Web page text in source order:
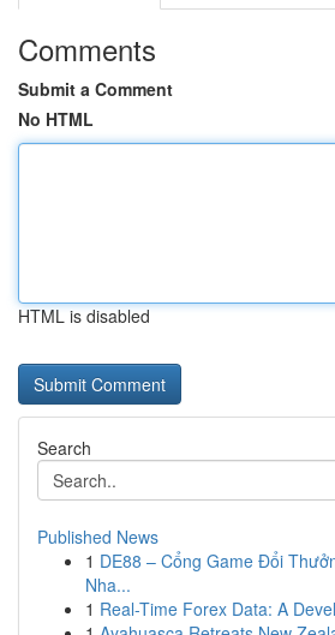
Comments
Submit a Comment
No HTML
HTML is disabled
Search
Published News
1 DE88 – Cổng Game Đổi
Nha...
1 Real-Time Forex Data: A